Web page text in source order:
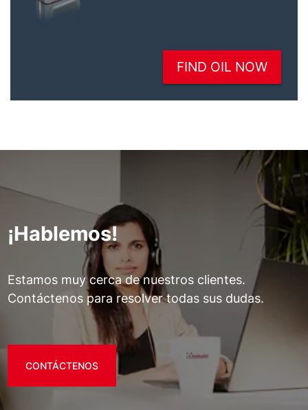
¡Hablemos!
Estamos muy cerca de nuestros clientes.
Contáctenos para resolver todas sus dudas.
CONTÁCTENOS